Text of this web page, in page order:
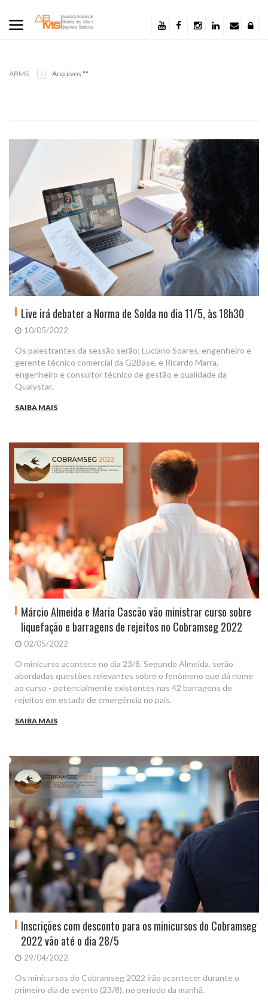
ABMS Arquivos ""
Live irá debater a Norma de Solda no dia 11/5, às 18h30
10/05/2022
Os palestrantes da sessão serão: Luciano Soares, engenheiro e
gerente técnico comercial da G2Base, e Ricardo Marra,
engenheiro e consultor técnico de gestão e qualidade da
Qualystar.
SAIBA MAIS
Márcio Almeida e Maria Cascão vão ministrar curso sobre
liquefação e barragens de rejeitos no Cobramseg 2022
02/05/2022
O minicurso acontece no dia 23/8. Segundo Almeida, serão
abordadas questões relevantes sobre o fenômeno que dá nome
ao curso - potencialmente existentes nas 42 barragens de
rejeitos em estado de emergência no país.
SAIBA MAIS
Inscrições com desconto para os minicursos do Cobramseg
2022 vão até o dia 28/5
29/04/2022
Os minicursos do Cobramseg 2022 irão acontecer durante o
primeiro dia de evento (23/8), no período da manhã.